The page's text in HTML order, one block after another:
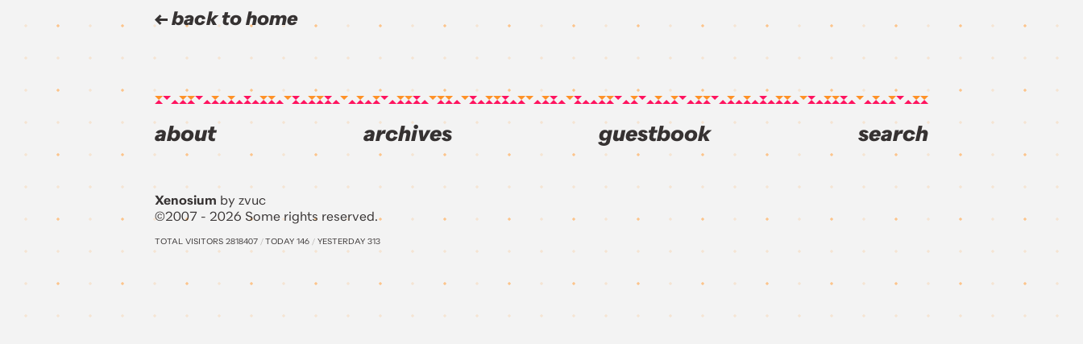
back to home
about archives guestbook search
Xenosium by zvuc
©2007 - 2026 Some rights reserved.
TOTAL VISITORS 2818407 /TODAY 146 / YESTERDAY 313